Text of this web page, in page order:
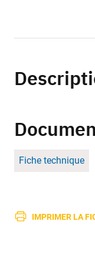
Fiche technique
IMPRIMER LA